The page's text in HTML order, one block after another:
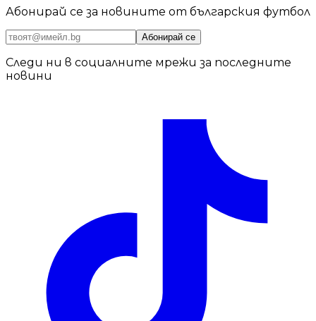
Абонирай се за новините от българския футбол
Абонирай се
Следи ни в социалните мрежи за последните
новини